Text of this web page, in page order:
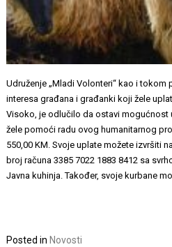
Udruženje „Mladi Volonteri“ kao i
interesa građana i građanki koji žele
Visoko, je odlučilo da ostavi mogućnost
žele pomoći radu ovog humanitarnog
550,00 KM. Svoje uplate možete izvršiti
broj računa 3385 7022 1883 8412 sa
Javna kuhinja. Također, svoje kurbane
Posted in Novosti